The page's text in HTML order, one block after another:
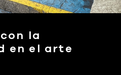
la
en el arte